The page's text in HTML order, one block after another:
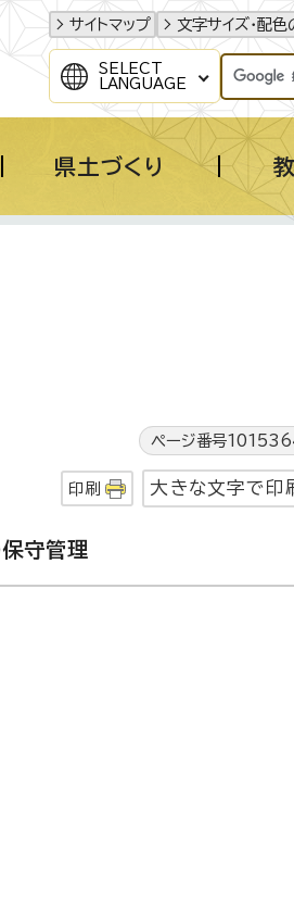
サイトマップ 文字サイズ・配色
SELECT
LANGUAGE
県土づくり
ページ番号
印刷 大きな文字で印
守管理